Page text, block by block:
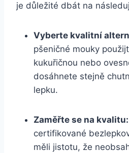
je důležité dbát na
Vyberte kvalitní
pšeničné mouky
kukuřičnou nebo
dosáhnete stejně
lepku.
Zaměřte se na kvalitu:
certifikované
měli jistotu, že